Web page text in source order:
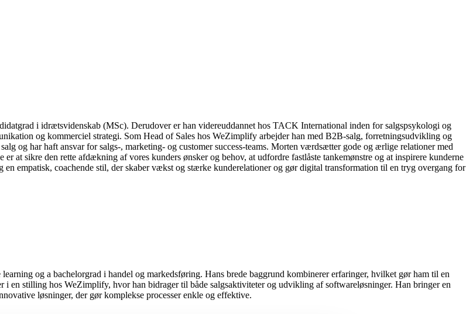
i idrætsvidenskab (MSc). Derudover er han videreuddannet hos TACK International inden for salgspsykologi og
og kommerciel strategi. Som Head of Sales hos WeZimplify arbejder han med B2B-salg, forretningsudvikling og
og har haft ansvar for salgs-, marketing- og customer success-teams. Morten værdsætter gode og ærlige relationer med
at sikre den rette afdækning af vores kunders ønsker og behov, at udfordre fastlåste tankemønstre og at inspirere kunderne
empatisk, coachende stil, der skaber vækst og stærke kunderelationer og gør digital transformation til en tryg overgang for
og a bachelorgrad i handel og markedsføring. Hans brede baggrund kombinerer erfaringer, hvilket gør ham til en
en stilling hos WeZimplify, hvor han bidrager til både salgsaktiviteter og udvikling af softwareløsninger. Han bringer en
løsninger, der gør komplekse processer enkle og effektive.